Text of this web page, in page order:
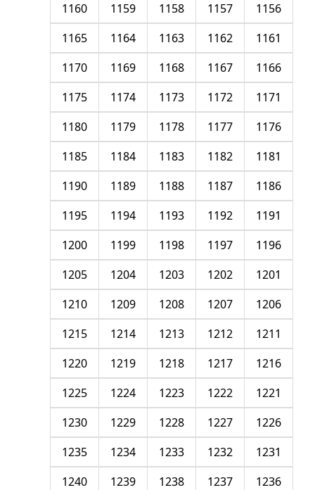
1156
1157
1158
1159
1160
1161
1162
1163
1164
1165
1166
1167
1168
1169
1170
1171
1172
1173
1174
1175
1176
1177
1178
1179
1180
1181
1182
1183
1184
1185
1186
1187
1188
1189
1190
1191
1192
1193
1194
1195
1196
1197
1198
1199
1200
1201
1202
1203
1204
1205
1206
1207
1208
1209
1210
1211
1212
1213
1214
1215
1216
1217
1218
1219
1220
1221
1222
1223
1224
1225
1226
1227
1228
1229
1230
1231
1232
1233
1234
1235
1236
1237
1238
1239
1240